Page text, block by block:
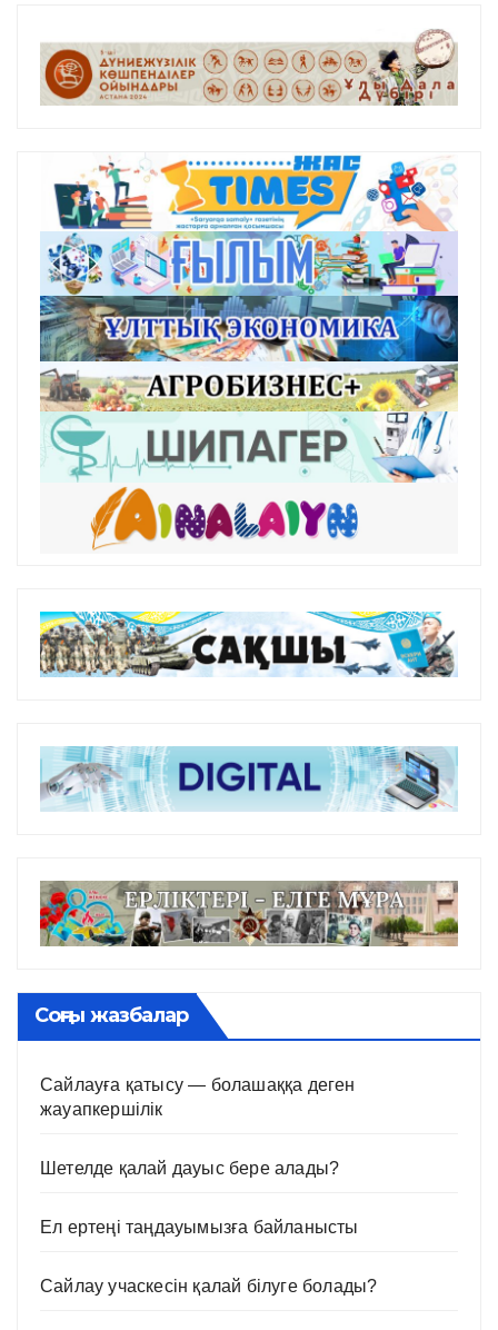
Соңғы жазбалар
Сайлауға қатысу — болашаққа деген
жауапкершілік
Шетелде қалай дауыс бере алады?
Ел ертеңі таңдауымызға байланысты
Сайлау учаскесін қалай білуге болады?